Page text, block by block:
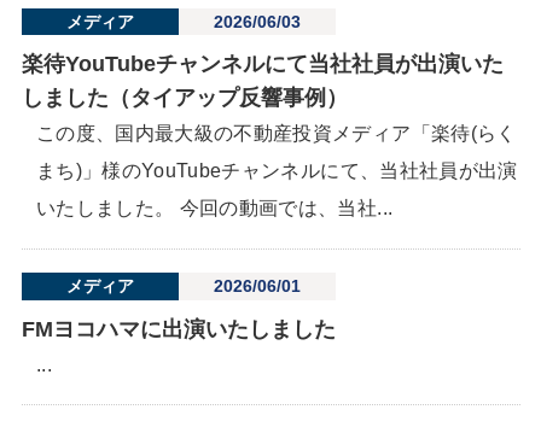
メディア 2026/06/03
楽待YouTubeチャンネルにて当社社員が出演いた
しました（タイアップ反響事例）
この度、国内最大級の不動産投資メディア「楽待(らく
まち)」様のYouTubeチャンネルにて、当社社員が出演
いたしました。 今回の動画では、当社...
メディア 2026/06/01
FMヨコハマに出演いたしました
...